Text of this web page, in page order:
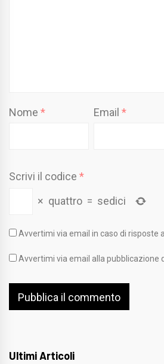
Nome * Email*
Scrivi il codice *
× quattro = sedici
Avvertimi via email in caso di risposte
Avvertimi via email alla pubblicazione
Ultimi Articoli